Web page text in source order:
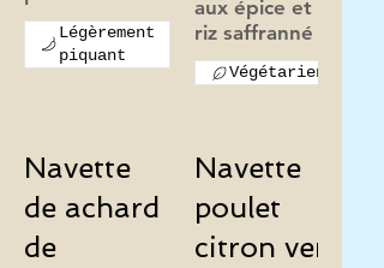
Légèrement
piquant
aux épice et au
Végétarien
Navette
de achard
de
Navette
poulet
citron vert